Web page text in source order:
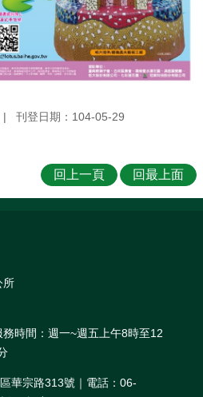
刊登日期：104-05-29
回上一頁 回最上面
所
時間：週一~週五上午8時至12
華宗路313號｜電話：06-